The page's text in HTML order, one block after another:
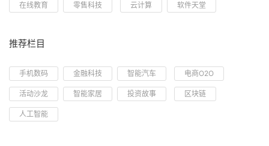
在线教育 零售科技 云计算 软件天堂
推荐栏目
手机数码 金融科技 智能汽车 电商O2O
活动沙龙 智能家居 投资故事 区块链
人工智能